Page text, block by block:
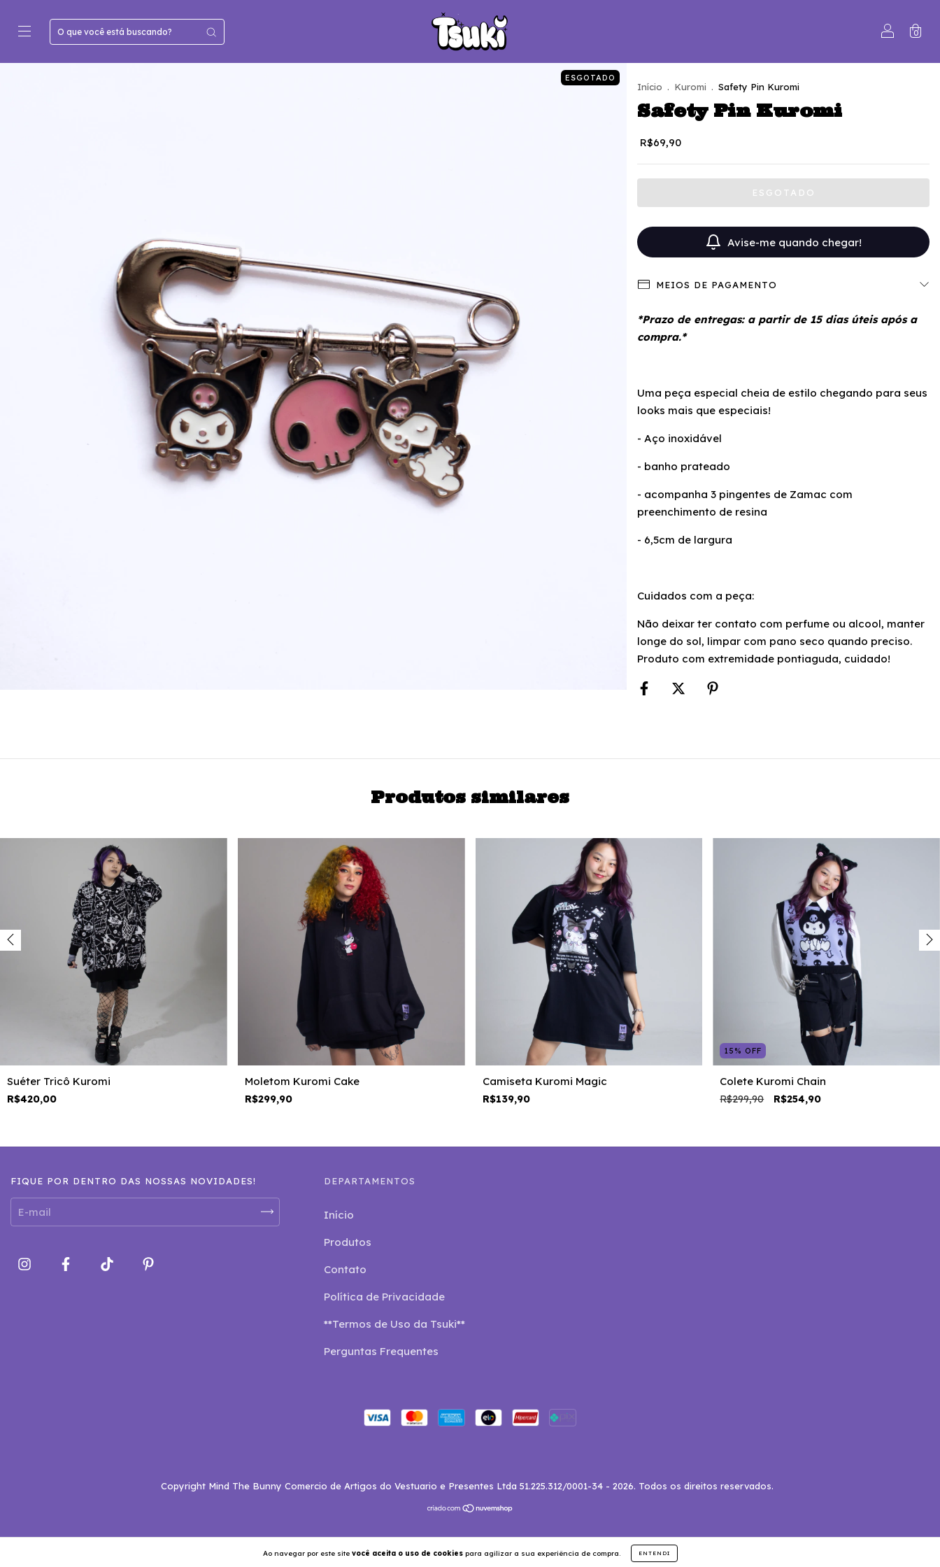
0
Ao navegar por este site você aceita o uso de cookiespara agilizar a sua experiência de compra. ENTENDI
ESGOTADO
Início . Kuromi . Safety Pin Kuromi
Safety Pin Kuromi
R$69,90
Avise-me quando chegar!
MEIOS DE PAGAMENTO
*Prazo de entregas: a partir de 15 dias úteis após a
compra.*
Uma peça especial cheia de estilo chegando para seus
looks mais que especiais!
- Aço inoxidável
- banho prateado
- acompanha 3 pingentes de Zamac com
preenchimento de resina
- 6,5cm de largura
Cuidados com a peça:
Não deixar ter contato com perfume ou alcool, manter
longe do sol, limpar com pano seco quando preciso.
Produto com extremidade pontiaguda, cuidado!
Produtos similares
Suéter Tricô Kuromi
R$420,00
Moletom Kuromi Cake
R$299,90
Camiseta Kuromi Magic
R$139,90
15 % OFF
Colete Kuromi Chain
R$299,90 R$254,90
FIQUE POR DENTRO DAS NOSSAS NOVIDADES! DEPARTAMENTOS
Início
Produtos
Contato
Política de Privacidade
**Termos de Uso da Tsuki**
Perguntas Frequentes
Copyright Mind The Bunny Comercio de Artigos do Vestuario e Presentes Ltda 51.225.312/0001-34 - 2026. Todos os direitos reservados.